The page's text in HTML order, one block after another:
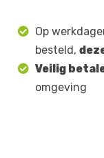
Op
besteld,
Veilig
omgeving